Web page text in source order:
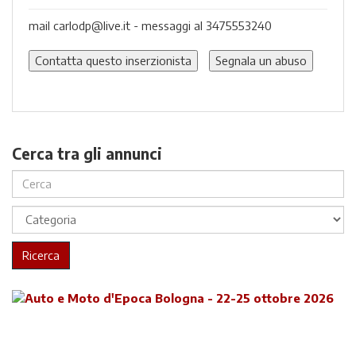
mail carlodp@live.it - messaggi al 3475553240
Contatta questo inserzionista Segnala un abuso
Cerca tra gli annunci
Ricerca